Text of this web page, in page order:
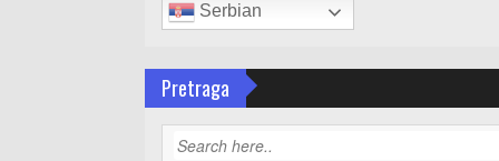
Serbian
Pretraga